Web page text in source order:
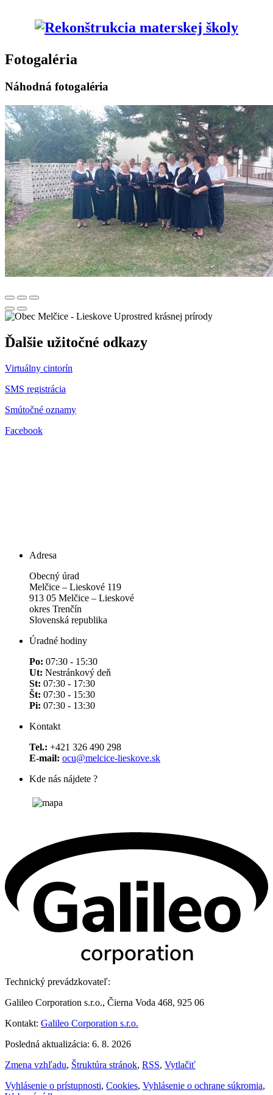
Fotogaléria
Náhodná fotogaléria
Uprostred krásnej prírody
Ďalšie užitočné odkazy
Virtuálny cintorín
SMS registrácia
Smútočné oznamy
Facebook
Adresa
Obecný úrad
Melčice – Lieskové 119
913 05 Melčice – Lieskové
okres Trenčín
Slovenská republika
Úradné hodiny
Po: 07:30 - 15:30
Ut: Nestránkový deň
St: 07:30 - 17:30
Št: 07:30 - 15:30
Pi: 07:30 - 13:30
Kontakt
Tel.: +421 326 490 298
E-mail: ocu@melcice-lieskove.sk
Kde nás nájdete ?
Technický prevádzkovateľ:
Galileo Corporation s.r.o., Čierna Voda 468, 925 06
Kontakt: Galileo Corporation s.r.o.
Posledná aktualizácia: 6. 8. 2026
Zmena vzhľadu, Štruktúra stránok, RSS, Vytlačiť
Vyhlásenie o prístupnosti, Cookies, Vyhlásenie o ochrane súkromia,